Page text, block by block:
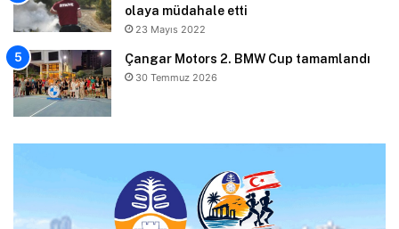
olaya müdahale etti
23 Mayıs 2022
Çangar Motors 2. BMW Cup tamamlandı
30 Temmuz 2026